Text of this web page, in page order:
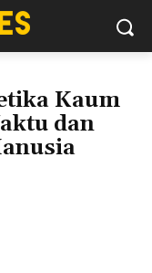
Kaum
dan